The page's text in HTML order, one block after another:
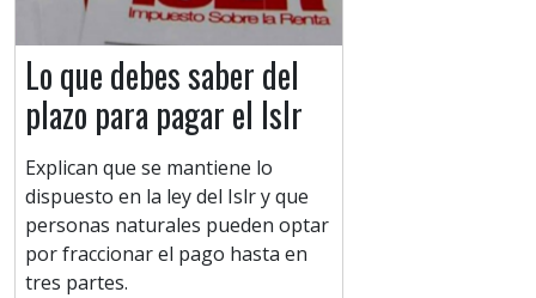
Lo que debes saber del
plazo para pagar el Islr
Explican que se mantiene lo
dispuesto en la ley del Islr y que
personas naturales pueden optar
por fraccionar el pago hasta en
tres partes.